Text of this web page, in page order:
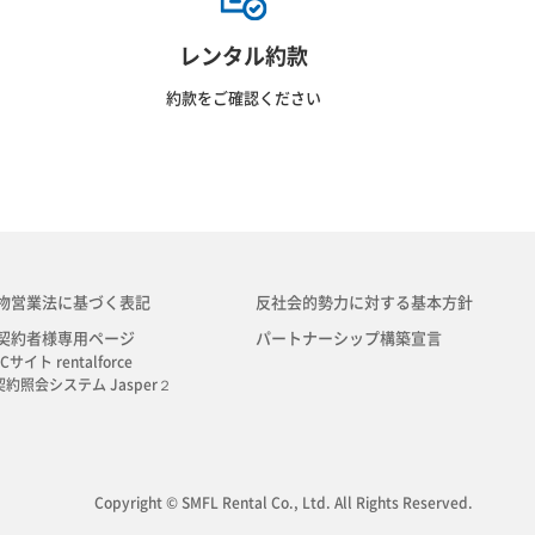
レンタル約款
約款をご確認ください
営業法に基づく表記
約者様専用ページ
サイト rentalforce
約照会システム Jasper２
反社会的勢力に対する基本方針
パートナーシップ構築宣言
Copyright © SMFL Rental Co., Ltd. All Rights Reserved.